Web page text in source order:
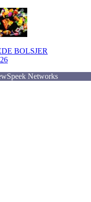
BOLSJER
Networks